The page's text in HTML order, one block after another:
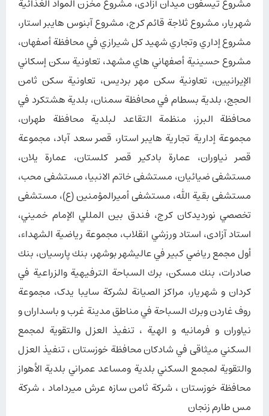
مشروع تیسفون میدان آزادی، مشروع مخزن المواد الغذائية
شهریار، مشروع ثلاجة قائم کرج، مشروع آبنوس هایبر استار،
مشروع إداري وتجاري شهيد كل شيرازي في محافظة أصفهان،
مشروع حسينية أصفهاني هاي مشهد، تعاونية سكن إسكاني
الإيرانيين، تعاونية سكن مهر برديس، تعاونية سكن ثامن
الحجج، بلدية بسطام في محافظة سمنان، بلدية هشتكرد في
محافظة البرز، منظمة التقاعد لبلدية محافظة طهران،
مجموعة إدارية تجارية هایبر استار، قصر سعد آباد، مجموعة
قصر نياوران، عمارة بادكیر قصر كلستان، عمارة يلان،
مستشفى ضیائیان، مستشفى خاتم الانبیا، مستشفى محب،
مستشفى بقية الله، مستشفى أميرالمؤمنين (ع)، مستشفى
تخصصي نوردیدكان کرج، فندق بين المللي الإمام خميني،
استاد آزادی، استاد ورزشي انقلاب، مجموعة رياضية الشهداء،
أول مجمع رياضي كبير في عاليشهر بوشهر، بنك پارسيان، بنك
صادرات، بنك مسکن، برك السباحة الترفيهية والزراعية في
كردان و شهریار، مراكز الصيانة لشركة سایبا یدک، مجموعة
روف غاردن وبرك السباحة في مناطق مدينة غرب و باسداران و
نياوران و فرمانيه و الهية ، تنفيذ العزل والتقوية لمجمع
السكني میثاقی في شادكان محافظة خوزستان ، تنفيذ العزل
والتقوية لمجمع السكني بلدية ومساعد عمراني بلدية الأهواز
محافظة خوزستان ، شركة ثامن سازه عرش میرداماد ، شركة
مس طارم زنجان